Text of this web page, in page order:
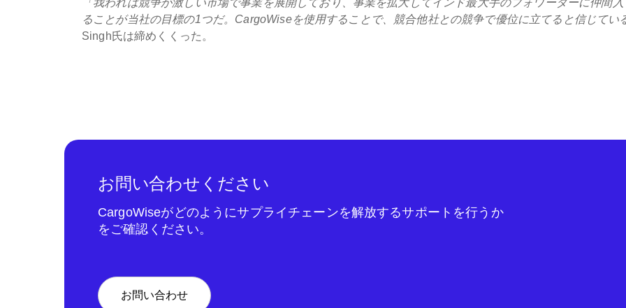
「我われは競争が激しい市場で事業を展開しており、事業を拡大してインド最大手のフォワーダーに仲間
ることが当社の目標の1つだ。CargoWiseを使用することで、競合他社との競争で優位に立てると信じてい
Singh氏は締めくくった。
お問い合わせください
CargoWiseがどのようにサプライチェーンを解放するサポートを行うか
をご確認ください。
お問い合わせ